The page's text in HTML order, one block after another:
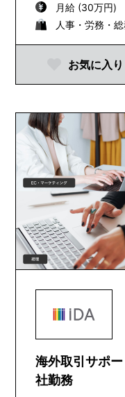
月給 (30万円)
人事・労務・
お気に入り
海外取引サポ
社勤務